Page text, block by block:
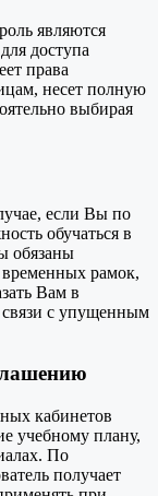
являются
доступа
права
несет полную
выбирая
если Вы по
обучаться в
обязаны
рамок,
Вам в
связи с упущенным
кабинетов
учебному плану,
По
получает